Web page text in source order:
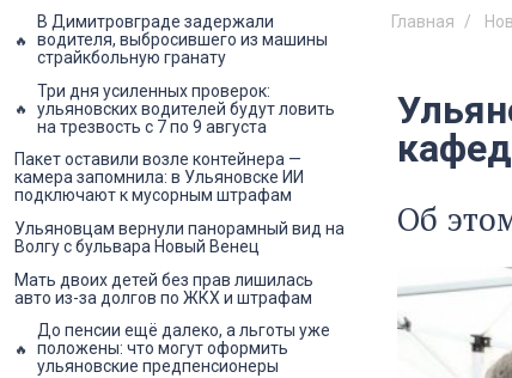
Главная
Об
В Димитровграде задержали
водителя, выбросившего из машины
страйкбольную гранату
Три дня усиленных проверок:
ульяновских водителей будут ловить
на трезвость с 7 по 9 августа
Пакет оставили возле контейнера —
камера запомнила: в Ульяновске ИИ
подключают к мусорным штрафам
Ульяновцам вернули панорамный вид на
Волгу с бульвара Новый Венец
Мать двоих детей без прав лишилась
авто из-за долгов по ЖКХ и штрафам
До пенсии ещё далеко, а льготы уже
положены: что могут оформить
ульяновские предпенсионеры